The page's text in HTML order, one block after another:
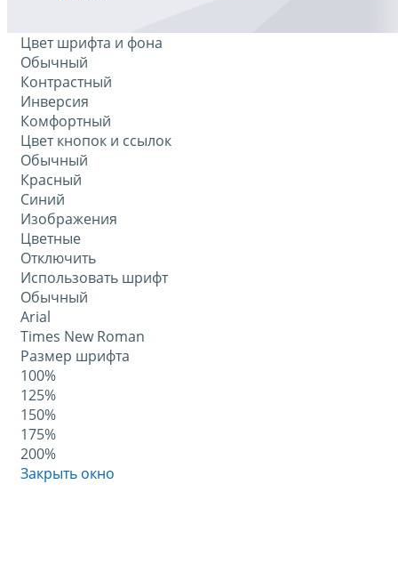
Цвет шрифта и фона
Обычный
Контрастный
Инверсия
Комфортный
Цвет кнопок и ссылок
Обычный
Красный
Синий
Изображения
Цветные
Отключить
Использовать шрифт
Обычный
Arial
Times New Roman
Размер шрифта
100%
125%
150%
175%
200%
Закрыть окно